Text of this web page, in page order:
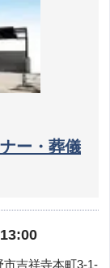
ー・葬儀
市吉祥寺本町3-1-